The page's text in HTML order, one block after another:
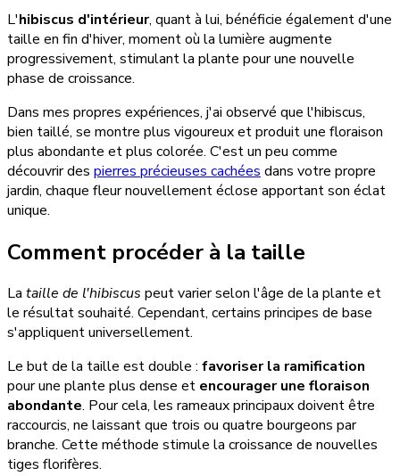
L'hibiscus d'intérieur, quant à lui, bénéficie également d'une
taille en fin d'hiver, moment où la lumière augmente
progressivement, stimulant la plante pour une nouvelle
phase de croissance.
Dans mes propres expériences, j'ai observé que l'hibiscus,
bien taillé, se montre plus vigoureux et produit une floraison
plus abondante et plus colorée. C'est un peu comme
découvrir des pierres précieuses cachées dans votre propre
jardin, chaque fleur nouvellement éclose apportant son éclat
unique.
Comment procéder à la taille
La taille de l'hibiscus peut varier selon l'âge de la plante et
le résultat souhaité. Cependant, certains principes de base
s'appliquent universellement.
Le but de la taille est double : favoriser la ramification
pour une plante plus dense et encourager une floraison
abondante. Pour cela, les rameaux principaux doivent être
raccourcis, ne laissant que trois ou quatre bourgeons par
branche. Cette méthode stimule la croissance de nouvelles
tiges florifères.